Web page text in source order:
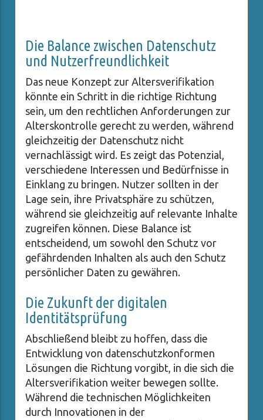
Die Balance zwischen Datenschutz
und Nutzerfreundlichkeit
Das neue Konzept zur Altersverifikation
könnte ein Schritt in die richtige Richtung
sein, um den rechtlichen Anforderungen zur
Alterskontrolle gerecht zu werden, während
gleichzeitig der Datenschutz nicht
vernachlässigt wird. Es zeigt das Potenzial,
verschiedene Interessen und Bedürfnisse in
Einklang zu bringen. Nutzer sollten in der
Lage sein, ihre Privatsphäre zu schützen,
während sie gleichzeitig auf relevante Inhalte
zugreifen können. Diese Balance ist
entscheidend, um sowohl den Schutz vor
gefährdenden Inhalten als auch den Schutz
persönlicher Daten zu gewähren.
Die Zukunft der digitalen
Identitätsprüfung
Abschließend bleibt zu hoffen, dass die
Entwicklung von datenschutzkonformen
Lösungen die Richtung vorgibt, in die sich die
Altersverifikation weiter bewegen sollte.
Während die technischen Möglichkeiten
durch Innovationen in der